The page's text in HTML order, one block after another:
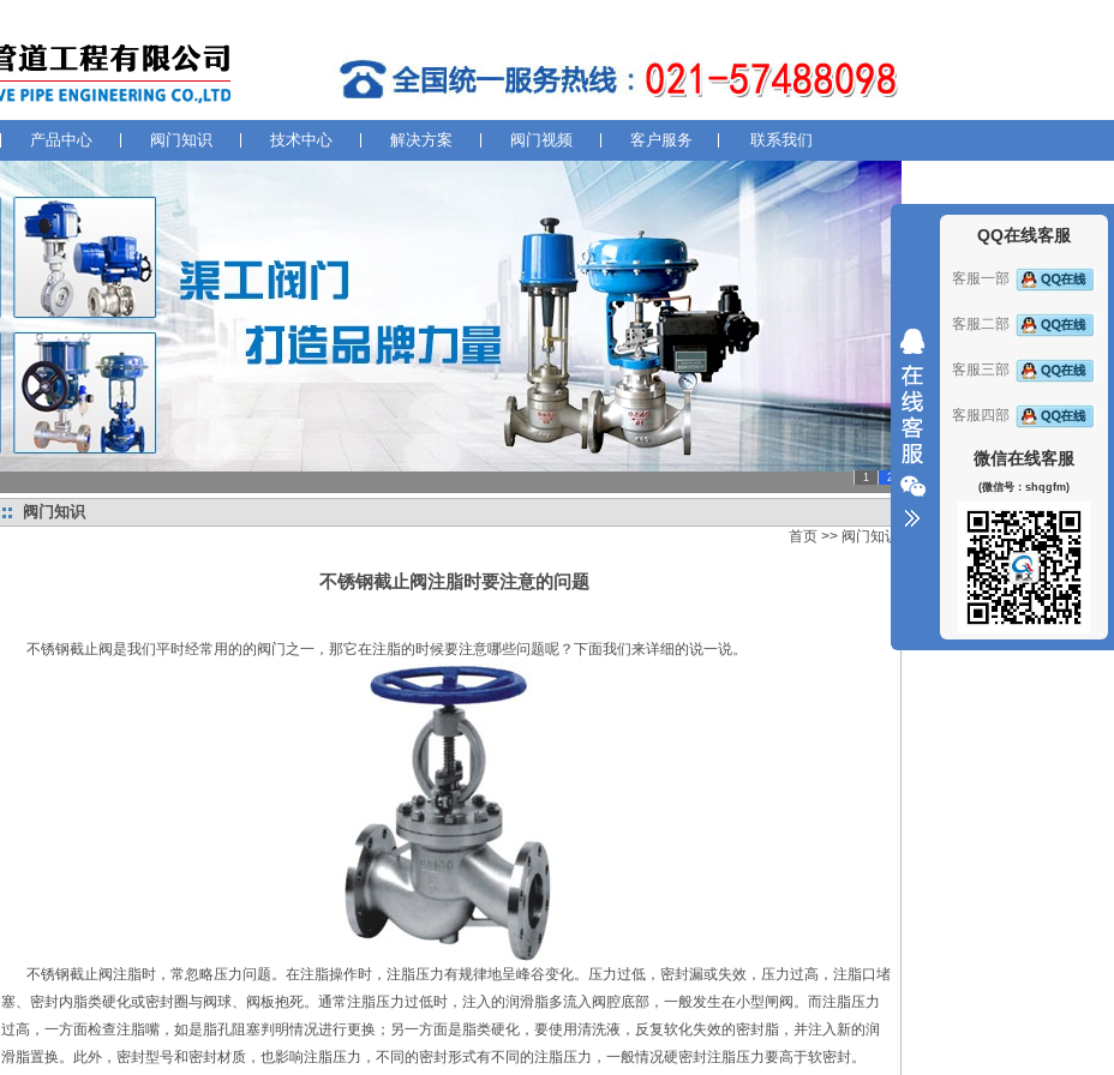
产品中心 阀门知识 技术中心 解决方案 阀门视频 客户服务 联系我们
1 2
阀门知识
首页 >> 阀门知识
不锈钢截止阀注脂时要注意的问题
不锈钢截止阀是我们平时经常用的的阀门之一，那它在注脂的时候要注意哪些问题呢？下面我们来详细的说一说。
不锈钢截止阀注脂时，常忽略压力问题。在注脂操作时，注脂压力有规律地呈峰谷变化。压力过低，密封漏或失效，压力过高，注脂口堵
塞、密封内脂类硬化或密封圈与阀球、阀板抱死。通常注脂压力过低时，注入的润滑脂多流入阀腔底部，一般发生在小型闸阀。而注脂压力
过高，一方面检查注脂嘴，如是脂孔阻塞判明情况进行更换；另一方面是脂类硬化，要使用清洗液，反复软化失效的密封脂，并注入新的润
滑脂置换。此外，密封型号和密封材质，也影响注脂压力，不同的密封形式有不同的注脂压力，一般情况硬密封注脂压力要高于软密封。
QQ在线客服
客服一部
客服二部
客服三部
客服四部
微信在线客服
(微信号：shqgfm)